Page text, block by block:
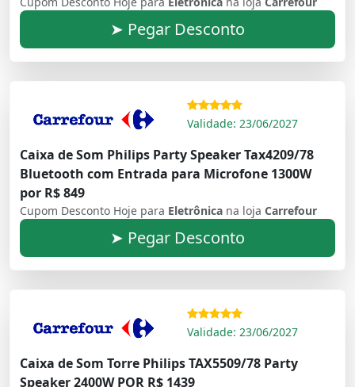
➤ Pegar Desconto
Validade: 23/06/2027
Caixa de Som Philips Party Speaker Tax4209/78
Bluetooth com Entrada para Microfone 1300W
por R$ 849
Cupom Desconto Hoje para Eletrônica na loja Carrefour
➤ Pegar Desconto
Validade: 23/06/2027
Caixa de Som Torre Philips TAX5509/78 Party
Speaker 2400W POR R$ 1439